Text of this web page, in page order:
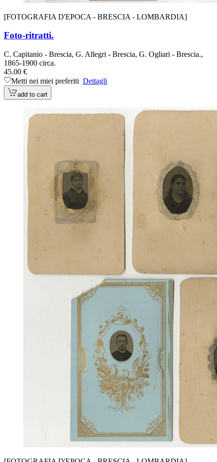
[FOTOGRAFIA D'EPOCA - BRESCIA - LOMBARDIA]
Foto-ritratti.
C. Capitanio - Brescia, G. Allegri - Brescia, G. Ogliari - Brescia.,
1865-1900 circa.
45.00 €
Metti nei miei preferiti Dettagli
add to cart